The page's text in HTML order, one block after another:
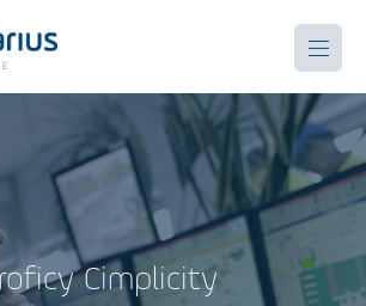
Cimplicity